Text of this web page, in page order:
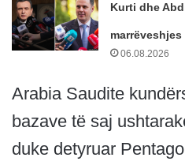
Kurti dhe
06.08.2026
Arabia Saudite
bazave të saj
duke detyruar